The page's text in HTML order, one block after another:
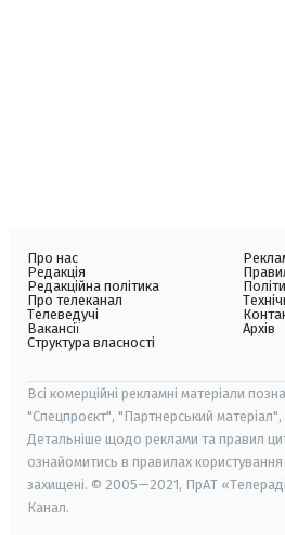
Про нас
Редакція
Редакційна політика
Про телеканал
Телеведучі
Вакансії
Структура власності
Архів
Всі комерційні рекламні матеріали
"Спецпроєкт", "Партнерський
Детальніше щодо реклами та правил
ознайомитись в правилах користування
захищені. © 2005—2021, ПрАТ
Канал.